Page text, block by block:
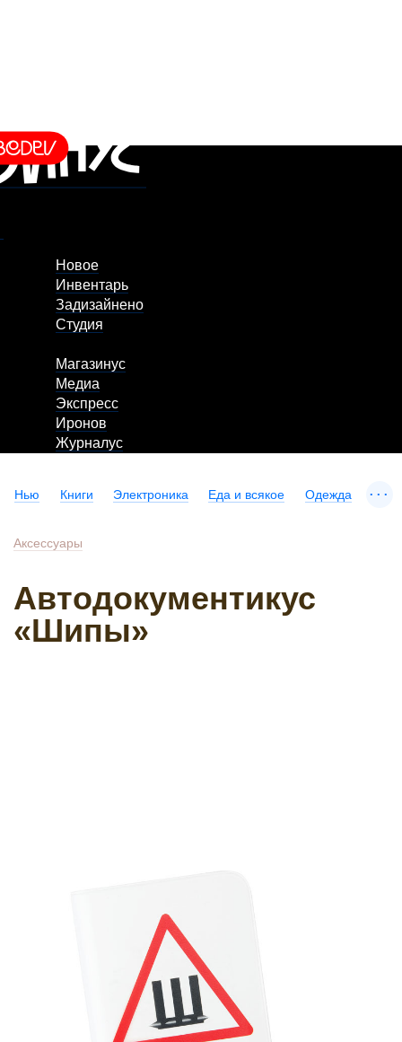
Новое
Инвентарь
Задизайнено
Студия
Магазинус
Медиа
Экспресс
Иронов
Журналус
Нью Книги Электроника Еда и всякое Одежда ...
Аксессуары
Автодокументикус
«Шипы»